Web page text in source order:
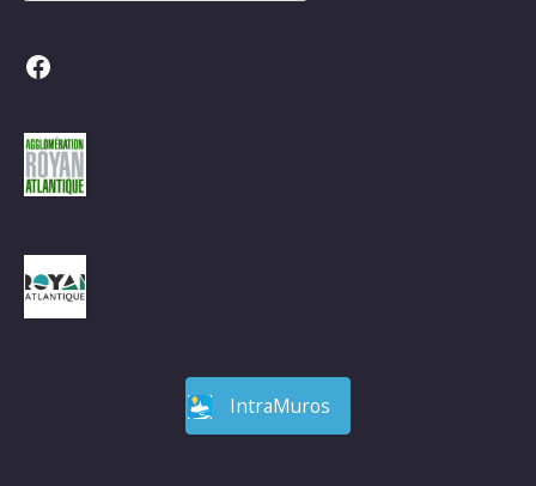
Facebook
IntraMuros